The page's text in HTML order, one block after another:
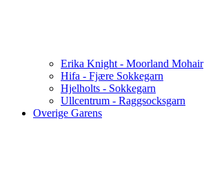
Erika Knight - Moorland Mohair
Hifa - Fjære Sokkegarn
Hjelholts - Sokkegarn
Ullcentrum - Raggsocksgarn
Overige Garens